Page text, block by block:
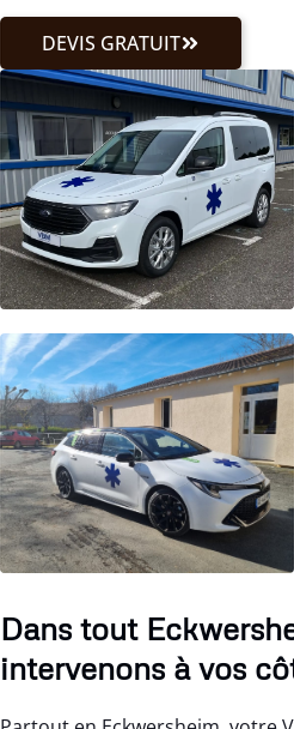
DEVIS GRATUIT
Dans tout
intervenons à vos